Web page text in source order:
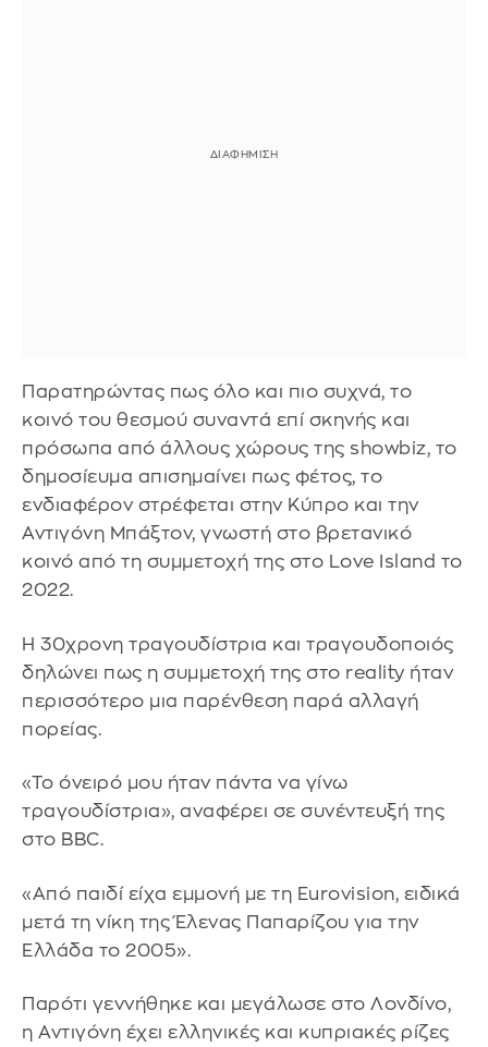
Παρατηρώντας πως όλο και πιο συχνά, το
κοινό του θεσμού συναντά επί σκηνής και
πρόσωπα από άλλους χώρους της showbiz, το
δημοσίευμα απισημαίνει πως φέτος, το
ενδιαφέρον στρέφεται στην Κύπρο και την
Αντιγόνη Μπάξτον, γνωστή στο βρετανικό
κοινό από τη συμμετοχή της στο Love Island το
2022.
Η 30χρονη τραγουδίστρια και τραγουδοποιός
δηλώνει πως η συμμετοχή της στο reality ήταν
περισσότερο μια παρένθεση παρά αλλαγή
πορείας.
«Το όνειρό μου ήταν πάντα να γίνω
τραγουδίστρια», αναφέρει σε συνέντευξή της
στο BBC.
«Από παιδί είχα εμμονή με τη Eurovision, ειδικά
μετά τη νίκη της Έλενας Παπαρίζου για την
Ελλάδα το 2005».
Παρότι γεννήθηκε και μεγάλωσε στο Λονδίνο,
η Αντιγόνη έχει ελληνικές και κυπριακές ρίζες